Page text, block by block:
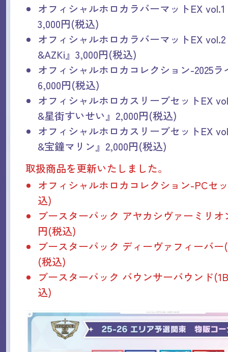
オフィシャルホロカラバーマットEX
3,000円(税込)
オフィシャルホロカラバーマットEX
&AZKi』3,000円(税込)
オフィシャルホロカコレクション-2025
6,000円(税込)
オフィシャルホロカスリーブセットEX
&星街すいせい』2,000円(税込)
オフィシャルホロカスリーブセットEX
&宝鐘マリン』2,000円(税込)
取扱商品を更新いたしました。
オフィシャルホロカコレクション-PCセ
込)
ブースターパック アヤカシヴァーミリオ
円(税込)
ブースターパック ディーヴァフィーバー
(税込)
ブースターパック バウンサーバウンド
込)